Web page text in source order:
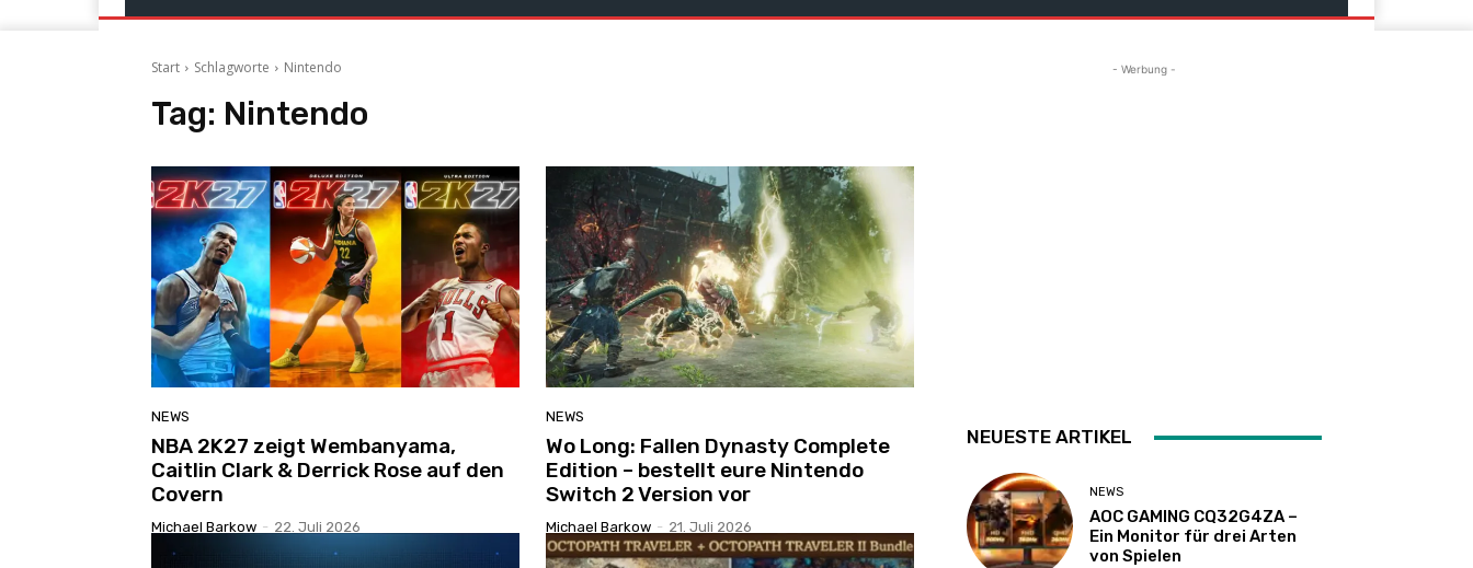
Start Schlagworte Nintendo
Tag: Nintendo
NEWS
NBA 2K27 zeigt Wembanyama,
Caitlin Clark & Derrick Rose auf den
Covern
Michael Barkow - 22. Juli 2026
NEWS
Wo Long: Fallen Dynasty Complete
Edition – bestellt eure Nintendo
Switch 2 Version vor
Michael Barkow - 21. Juli 2026
- Werbung -
NEUESTE ARTIKEL
NEWS
AOC GAMING CQ32G4ZA –
Ein Monitor für drei Arten
von Spielen